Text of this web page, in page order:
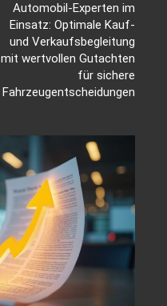
Automobil-Experten im
Einsatz: Optimale Kauf-
und Verkaufsbegleitung
mit wertvollen Gutachten
für sichere
Fahrzeugentscheidungen